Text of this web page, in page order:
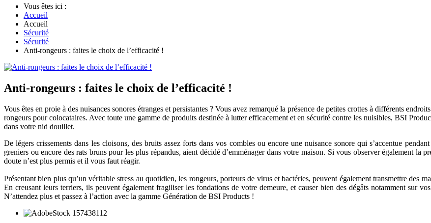
Vous êtes ici :
Accueil
Accueil
Sécurité
Sécurité
Anti-rongeurs : faites le choix de l’efficacité !
Anti-rongeurs : faites le choix de l’efficacité !
Vous êtes en proie à des nuisances sonores étranges et persistantes ? Vous avez remarqué la présence de petites crottes à différents
rongeurs pour colocataires. Avec toute une gamme de produits destinée à lutter efficacement et en sécurité contre les nuisibles, BSI
dans votre nid douillet.
De légers crissements dans les cloisons, des bruits assez forts dans vos combles ou encore une nuisance sonore qui s’accentue
greniers ou encore des rats bruns pour les plus répandus, aient décidé d’emménager dans votre maison. Si vous observer également la
doute n’est plus permis et il vous faut réagir.
Présentant bien plus qu’un véritable stress au quotidien, les rongeurs, porteurs de virus et bactéries, peuvent également transmettre des
En creusant leurs terriers, ils peuvent également fragiliser les fondations de votre demeure, et causer bien des dégâts notamment sur
N’attendez plus et passez à l’action avec la gamme Génération de BSI Products !